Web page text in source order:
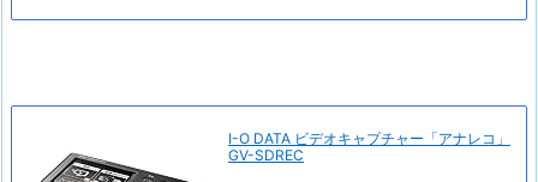
I-O DATA ビデオキャプチャー「アナレコ」
GV-SDREC